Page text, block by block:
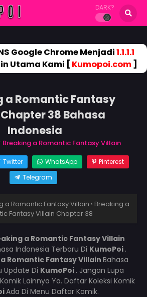
DARK?
Google Chrome Menjadi1.1.1.1
Utama Kami [ Kumopoi.com]
a Romantic Fantasy
38 Bahasa
Indonesia
Breaking a Romantic Fantasy Villain
Twitter WhatsApp
Pinterest
Telegram
a Romantic Fantasy Villain › Breaking a
Fantasy Villain Chapter 38
a Romantic Fantasy Villain
Indonesia Terbaru Di KumoPoi .
Romantic Fantasy Villain Bahasa
Update Di KumoPoi . Jangan Lupa
Lainnya Ya. Daftar Koleksi Komik
Ada Di Menu Daftar Komik.